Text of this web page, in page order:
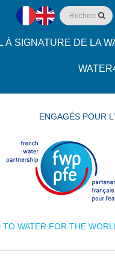
À SIGNATURE DE LA
WATER FOR THE
ENGAGÉS POUR